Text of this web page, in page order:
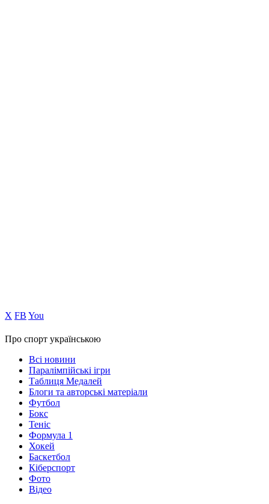
Х FB You
Про спорт українською
Всі новини
Паралімпійські ігри
Таблиця Медалей
Блоги та авторські матеріали
Футбол
Бокс
Теніс
Формула 1
Хокей
Баскетбол
Кіберспорт
Фото
Відео